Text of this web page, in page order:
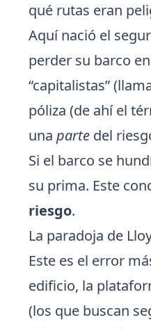
qué rutas eran
Aquí nació el
perder su barco
“capitalistas”
póliza (de ahí el
una parte del
Si el barco se
su prima. Este
riesgo.
La paradoja de
Este es el error
edificio, la
(los que buscan